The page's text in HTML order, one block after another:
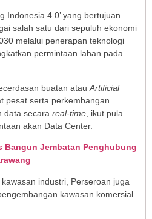
Indonesia 4.0’ yang bertujuan
salah satu dari sepuluh ekonomi
melalui penerapan teknologi
permintaan lahan pada
buatan atau Artificial
pesat serta perkembangan
data secara real-time , ikut pula
akan Data Center.
Bangun Jembatan Penghubung
industri, Perseroan juga
kawasan komersial